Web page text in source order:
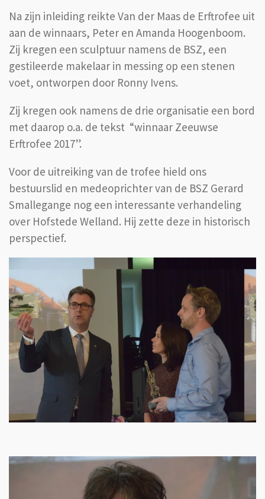
Na zijn inleiding reikte Van der Maas de Erftrofee uit
aan de winnaars, Peter en Amanda Hoogenboom.
Zij kregen een sculptuur namens de BSZ, een
gestileerde makelaar in messing op een stenen
voet, ontworpen door Ronny Ivens.
Zij kregen ook namens de drie organisatie een bord
met daarop o.a. de tekst “winnaar Zeeuwse
Erftrofee 2017”.
Voor de uitreiking van de trofee hield ons
bestuurslid en medeoprichter van de BSZ Gerard
Smallegange nog een interessante verhandeling
over Hofstede Welland. Hij zette deze in historisch
perspectief.